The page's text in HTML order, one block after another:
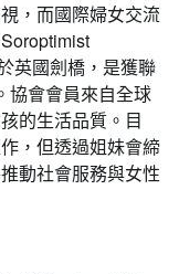
，而國際婦女交流
英國劍橋，是獲聯
協會會員來自全球
的生活品質。目
，但透過姐妹會締
動社會服務與女性